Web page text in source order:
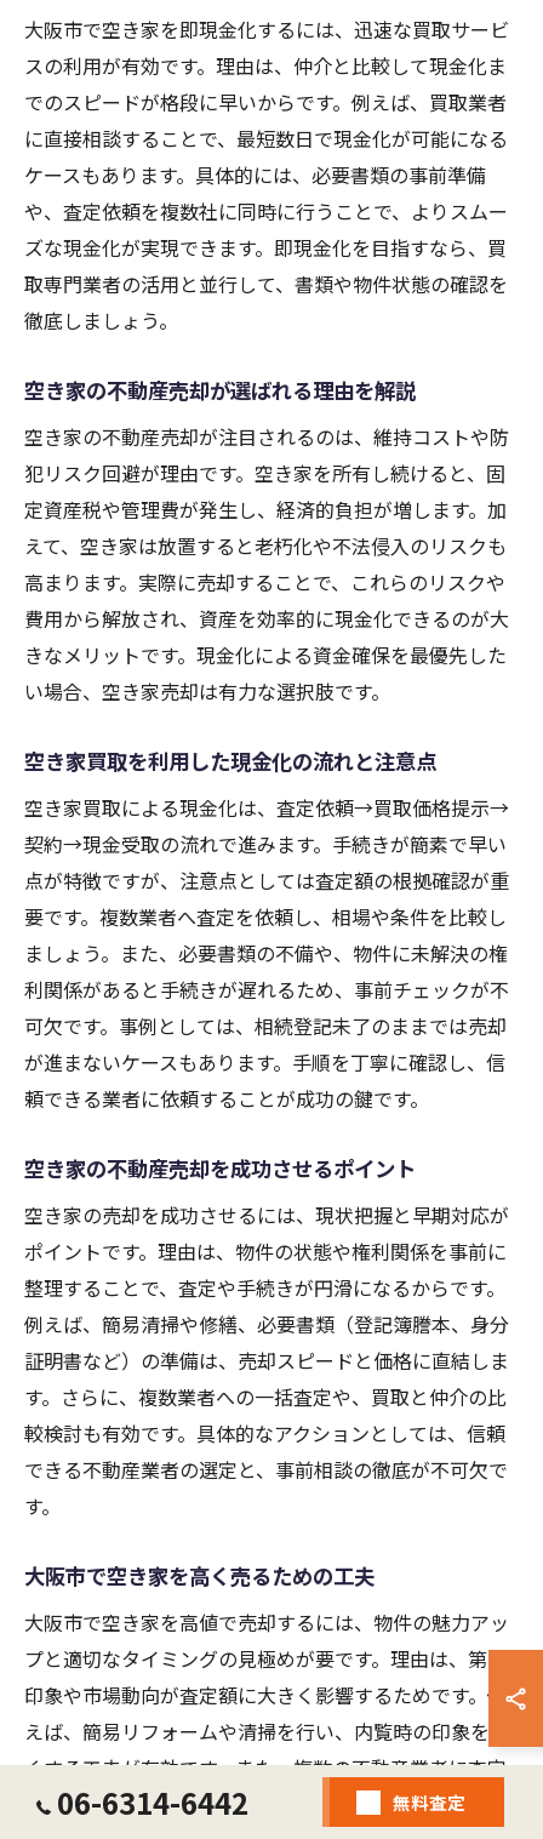
大阪市で空き家を即現金化するには、迅速な買取サービ
スの利用が有効です。理由は、仲介と比較して現金化ま
でのスピードが格段に早いからです。例えば、買取業者
に直接相談することで、最短数日で現金化が可能になる
ケースもあります。具体的には、必要書類の事前準備
や、査定依頼を複数社に同時に行うことで、よりスムー
ズな現金化が実現できます。即現金化を目指すなら、買
取専門業者の活用と並行して、書類や物件状態の確認を
徹底しましょう。
空き家の不動産売却が選ばれる理由を解説
空き家の不動産売却が注目されるのは、維持コストや防
犯リスク回避が理由です。空き家を所有し続けると、固
定資産税や管理費が発生し、経済的負担が増します。加
えて、空き家は放置すると老朽化や不法侵入のリスクも
高まります。実際に売却することで、これらのリスクや
費用から解放され、資産を効率的に現金化できるのが大
きなメリットです。現金化による資金確保を最優先した
い場合、空き家売却は有力な選択肢です。
空き家買取を利用した現金化の流れと注意点
空き家買取による現金化は、査定依頼→買取価格提示→
契約→現金受取の流れで進みます。手続きが簡素で早い
点が特徴ですが、注意点としては査定額の根拠確認が重
要です。複数業者へ査定を依頼し、相場や条件を比較し
ましょう。また、必要書類の不備や、物件に未解決の権
利関係があると手続きが遅れるため、事前チェックが不
可欠です。事例としては、相続登記未了のままでは売却
が進まないケースもあります。手順を丁寧に確認し、信
頼できる業者に依頼することが成功の鍵です。
空き家の不動産売却を成功させるポイント
空き家の売却を成功させるには、現状把握と早期対応が
ポイントです。理由は、物件の状態や権利関係を事前に
整理することで、査定や手続きが円滑になるからです。
例えば、簡易清掃や修繕、必要書類（登記簿謄本、身分
証明書など）の準備は、売却スピードと価格に直結しま
す。さらに、複数業者への一括査定や、買取と仲介の比
較検討も有効です。具体的なアクションとしては、信頼
できる不動産業者の選定と、事前相談の徹底が不可欠で
す。
大阪市で空き家を高く売るための工夫
大阪市で空き家を高値で売却するには、物件の魅力アッ
プと適切なタイミングの見極めが要です。理由は、第一
印象や市場動向が査定額に大きく影響するためです。例
えば、簡易リフォームや清掃を行い、内覧時の印象を良
くする工夫が有効です。また、複数の不動産業者に査定
を依頼し、査定額や売却条件を比較検討することで、よ
06-6314-6442 無料査定